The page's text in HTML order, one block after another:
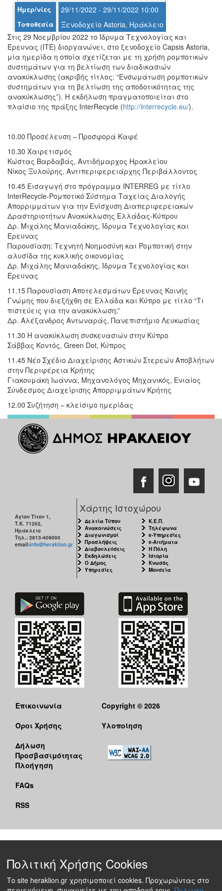
ΤΟΠΟΣ
ΜΑΣ
ΔΗΜΟΣ
ΠΟΛΙΤΙΣΜΟΣ
ΠΟΛΗ
Ημερ/νίες 29/11/2022 - 29/11/2022 10:00
Τοποθεσία
Ξενοδοχείο Astoria, Ηράκλειο
Στις 29 Νοεμβρίου 2022 το Ίδρυμα Τεχνολογίας και
Έρευνας (ΙΤΕ) διοργανώνει, στο ξενοδοχείο Capsis Astoria,
μία ημερίδα η οποία σχετίζεται με τη χρήση ρομποτικών
συστημάτων για τη βελτίωση των διαδικασιών
ανακύκλωσης (ακριβής τίτλος: “Ενσωμάτωση ρομποτικών
συστημάτων για τη βελτίωση της αποδοτικότητας της
ανακύκλωσης”). Η εκδήλωση πραγματοποιείται στο
πλαίσιο της πράξης InterRecycle (http://interrecycle.eu/).
10.00 Προσέλευση – Προσφορά Καφέ
10.30 Χαιρετισμός
Κώστας Βαρδαβάς, Αντιδήμαρχος Ηρακλείου
Νίκος Ξυλούρης, Αντιπεριφερειάρχης Περιβάλλοντος
10.45 Εισαγωγή στο πρόγραμμα INTERREG με τίτλο
InterRecycle-Ρομποτικό Σύστημα Ταχείας Διαλογής
Απορριμμάτων για την Ενίσχυση Διαπεριφερειακών
Δραστηριοτήτων Ανακύκλωσης Ελλάδας-Κύπρου
Δρ. Μιχάλης Μανιαδάκης, Ίδρυμα Τεχνολογίας και
Έρευνας
Παρουσίαση: Τεχνητή Νοημοσύνη και Ρομποτική στην
αλυσίδα της κυκλικής οικονομίας
Δρ. Μιχάλης Μανιαδάκης, Ίδρυμα Τεχνολογίας και
Έρευνας
11.15 Παρουσίαση Αποτελεσμάτων Έρευνας Κοινής
Γνώμης που διεξήχθη σε Ελλάδα και Κύπρο με τίτλο “Tι
πιστεύεις για την ανακύκλωση;”
Δρ. Αλέξανδρος Αντωναράς, Πανεπιστήμιο Λευκωσίας
11.30 Η ανακύκλωση συσκευασιών στην Κύπρο
Σάββας Κοντός, Green Dot, Κύπρος
11.45 Νέο Σχέδιο Διαχείρισης Αστικών Στερεών Αποβλήτων
στην Περιφέρεια Κρήτης
Γιακουμάκη Ιωάννα, Μηχανολόγος Μηχανικός, Ενιαίος
Σύνδεσμος Διαχείρισης Απορριμμάτων Κρήτης
12.00 Συζήτηση – κλείσιμο ημερίδας
Αγίου Τίτου 1,
Τ.Κ. 71202,
Ηράκλειο
Τηλ.: 2813-409000
email:info@heraklion.gr
Χάρτης Ιστοχώρου
Δελτία Τύπου
Ανακοινώσεις
Διαγωνισμοί
Προσλήψεις
Διαβουλεύσεις
Εκδηλώσεις
Ο Δήμος
Υπηρεσίες
Κ.Ε.Π.
Τηλέφωνα
e-Υπηρεσίες
e-Αιτήματα
Η Πόλη
Ιστορία
Κνωσός
Μουσεία
Επικοινωνία
Όροι Χρήσης
Δήλωση
Προσβασιμότητας
Πλοήγηση
FAQs
RSS
Copyright © 2026
Υλοποίηση
Πολιτική Χρήσης Cookies
Το site heraklion.gr χρησιμοποιεί cookies. Προχωρώντας στο